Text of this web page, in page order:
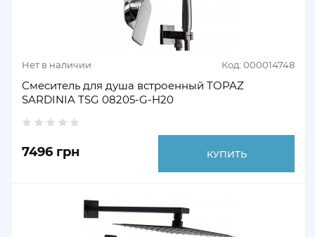
Нет в наличии Код: 000014748
Смеситель для душа встроенный TOPAZ
SARDINIA TSG 08205-G-H20
7496 грн КУПИТЬ